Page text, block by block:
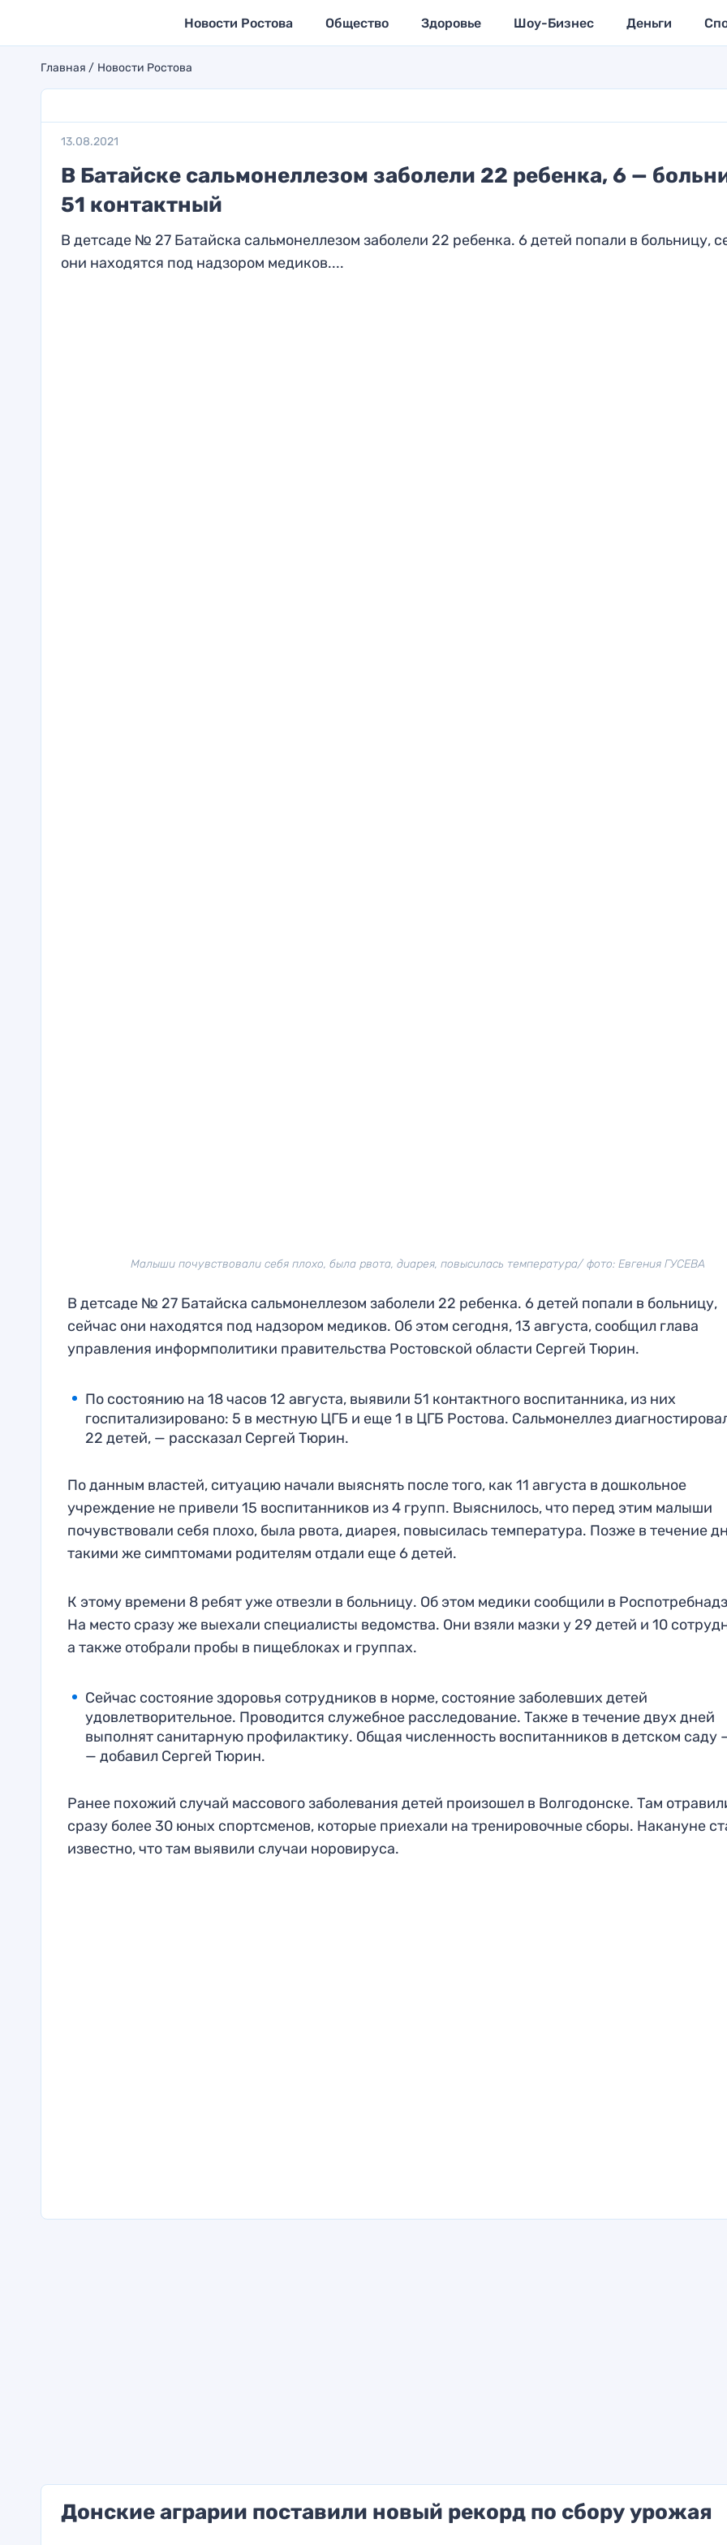
Новости Ростова Общество Здоровье Шоу-Бизнес Деньги
Главная Новости Ростова
13.08.2021
В Батайске сальмонеллезом заболели 22 ребенка, 6 —
51 контактный
В детсаде № 27 Батайска сальмонеллезом заболели 22 ребенка. 6 детей попали в больницу,
они находятся под надзором медиков....
Малыши почувствовали себя плохо, была рвота, диарея, повысилась температура/ фото: Евгения ГУСЕВА
В детсаде № 27 Батайска сальмонеллезом заболели 22 ребенка. 6 детей попали в больницу,
сейчас они находятся под надзором медиков. Об этом сегодня, 13 августа, сообщил глава
управления информполитики правительства Ростовской области Сергей Тюрин.
По состоянию на 18 часов 12 августа, выявили 51 контактного воспитанника, из них
госпитализировано: 5 в местную ЦГБ и еще 1 в ЦГБ Ростова. Сальмонеллез
22 детей, — рассказал Сергей Тюрин.
По данным властей, ситуацию начали выяснять после того, как 11 августа в дошкольное
учреждение не привели 15 воспитанников из 4 групп. Выяснилось, что перед этим малыши
почувствовали себя плохо, была рвота, диарея, повысилась температура. Позже в течение
такими же симптомами родителям отдали еще 6 детей.
К этому времени 8 ребят уже отвезли в больницу. Об этом медики сообщили в
На место сразу же выехали специалисты ведомства. Они взяли мазки у 29 детей и 10
а также отобрали пробы в пищеблоках и группах.
Сейчас состояние здоровья сотрудников в норме, состояние заболевших детей
удовлетворительное. Проводится служебное расследование. Также в течение двух дней
выполнят санитарную профилактику. Общая численность воспитанников в детском саду
— добавил Сергей Тюрин.
Ранее похожий случай массового заболевания детей произошел в Волгодонске. Там
сразу более 30 юных спортсменов, которые приехали на тренировочные сборы. Накануне
известно, что там выявили случаи норовируса.
Донские аграрии поставили новый рекорд по сбору урожая